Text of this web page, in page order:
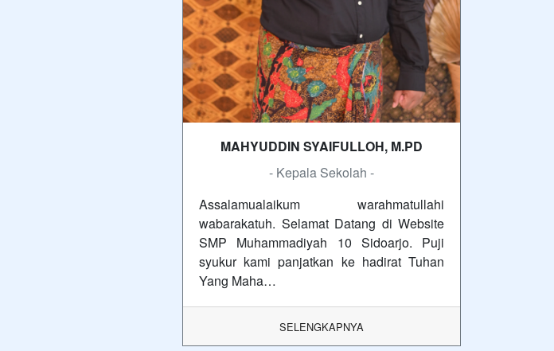
MAHYUDDIN SYAIFULLOH, M.PD
- Kepala Sekolah -
Assalamualaikum warahmatullahi
wabarakatuh. Selamat Datang di Website
SMP Muhammadiyah 10 Sidoarjo. Puji
syukur kami panjatkan ke hadirat Tuhan
Yang Maha…
SELENGKAPNYA